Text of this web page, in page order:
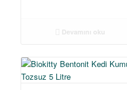
Devamını oku